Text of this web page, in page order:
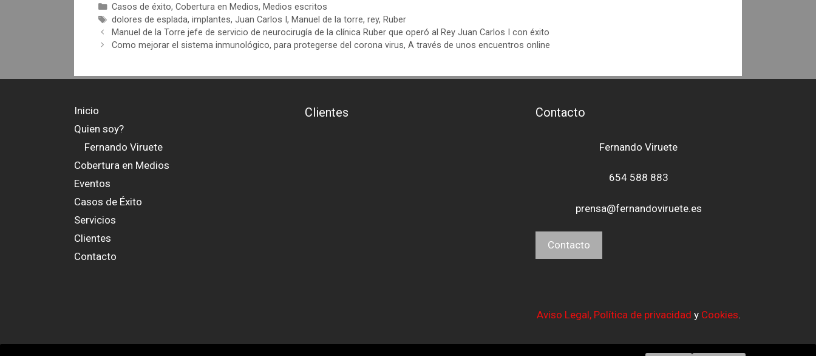
Categorías
Casos de éxito, Cobertura en Medios, Medios escritos
Etiquetas
dolores de esplada, implantes, Juan Carlos I , Manuel de la torre, rey, Ruber
Manuel de la Torre jefe de servicio de neurocirugía de la clínica Ruber que operó al Rey Juan Carlos I con éxito
Como mejorar el sistema inmunológico, para protegerse del corona virus, A través de unos encuentros online
Inicio
Quien soy?
Fernando Viruete
Cobertura en Medios
Eventos
Casos de Éxito
Servicios
Clientes
Contacto
Clientes Contacto
Fernando Viruete
654 588 883
prensa@fernandoviruete.es
Contacto
Aviso Legal, Política de privacidad y Cookies.